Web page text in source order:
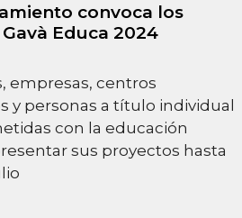
convoca los
Educa 2024
empresas, centros
y personas a título individual
con la educación
sus proyectos hasta